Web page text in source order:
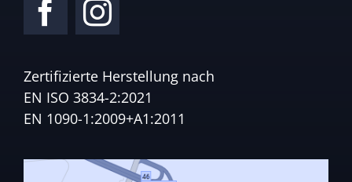
Zertifizierte Herstellung nach
EN ISO 3834-2:2021
EN 1090-1:2009+A1:2011